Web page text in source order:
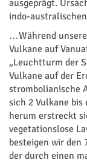
ausgeprägt.
indo-
…Während
Vulkane auf
„Leuchtturm der
Vulkane auf der
strombolianische
sich 2 Vulkane bis
herum erstreckt
vegetationslose
besteigen wir den
der durch einen